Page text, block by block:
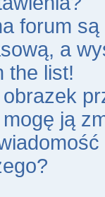
forum są
a
the list!
ją